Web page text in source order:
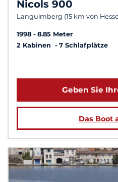
Nicols 900
Languimberg (15 km von
1998
8.85 Meter
2 Kabinen
7 Schlafplätze
Geben Sie
Das Boot